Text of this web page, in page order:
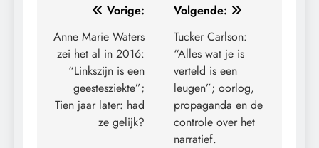
Bericht
navigatie
Vorige:
Anne Marie Waters
zei het al in 2016:
“Linkszijn is een
geestesziekte”;
Tien jaar later: had
ze gelijk?
Volgende:
Tucker Carlson:
“Alles wat je is
verteld is een
leugen”; oorlog,
propaganda en de
controle over het
narratief.